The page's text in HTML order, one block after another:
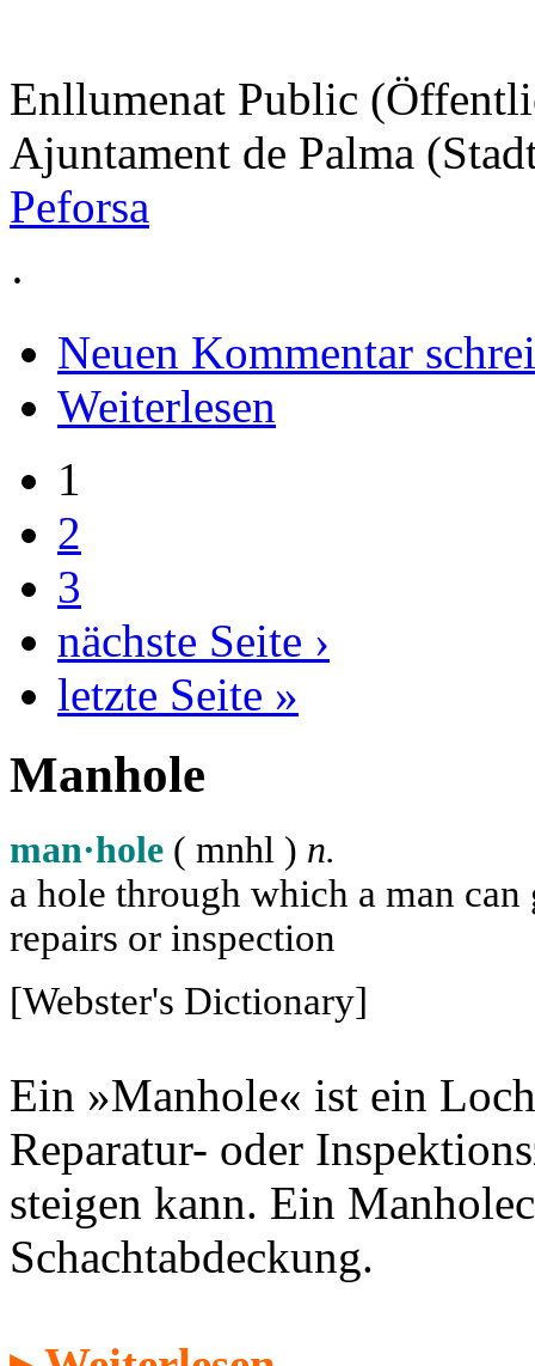
Enllumenat Public
Ajuntament de Palma
Peforsa
·
Neuen Kommentar
Weiterlesen
1
2
3
nächste Seite ›
letzte Seite »
Manhole
man·hole ( mnhl ) n.
a hole through which a man
repairs or inspection
[Webster's Dictionary]
Ein »Manhole« ist ein
Reparatur- oder
steigen kann. Ein
Schachtabdeckung.